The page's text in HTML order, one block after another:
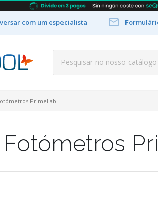
com um especialista 
PrimeLab
Fotómetros